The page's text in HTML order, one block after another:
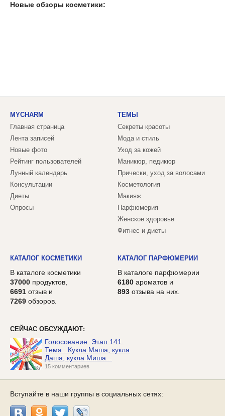
Новые обзоры косметики:
MYCHARM
Главная страница
Лента записей
Новые фото
Рейтинг пользователей
Лунный календарь
Консультации
Диеты
Опросы
ТЕМЫ
Секреты красоты
Мода и стиль
Уход за кожей
Маникюр, педикюр
Прически, уход за волосами
Косметология
Макияж
Парфюмерия
Женское здоровье
Фитнес и диеты
КАТАЛОГ КОСМЕТИКИ
В каталоге косметики
37000 продуктов,
6691 отзыв и
7269 обзоров.
КАТАЛОГ ПАРФЮМЕРИИ
В каталоге парфюмерии
6180 ароматов и
893 отзыва на них.
СЕЙЧАС ОБСУЖДАЮТ:
Голосование. Этап 141.
Тема : Кукла Маша, кукла
Даша, кукла Миша...
15 комментариев
Вступайте в наши группы в социальных сетях: